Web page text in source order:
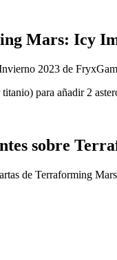
Mars: Icy
2023 de
titanio) para añadir 2
sobre
de Terraforming